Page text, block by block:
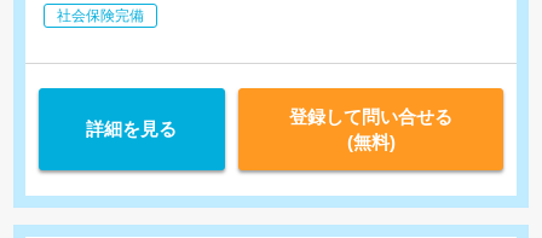
社会保険完備
詳細を見る
登録して問い合せる
(無料)